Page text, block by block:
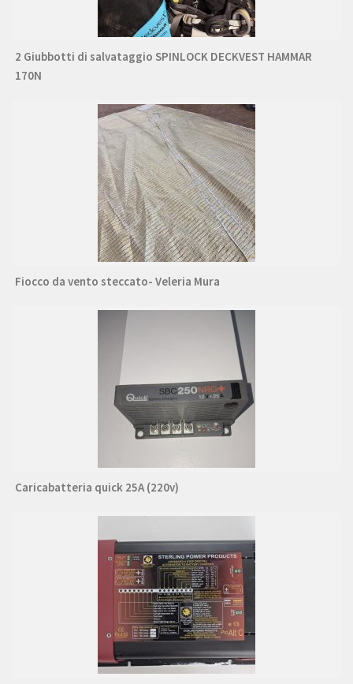
2 Giubbotti di salvataggio SPINLOCK DECKVEST HAMMAR
170N
Fiocco da vento steccato- Veleria Mura
Caricabatteria quick 25A (220v)